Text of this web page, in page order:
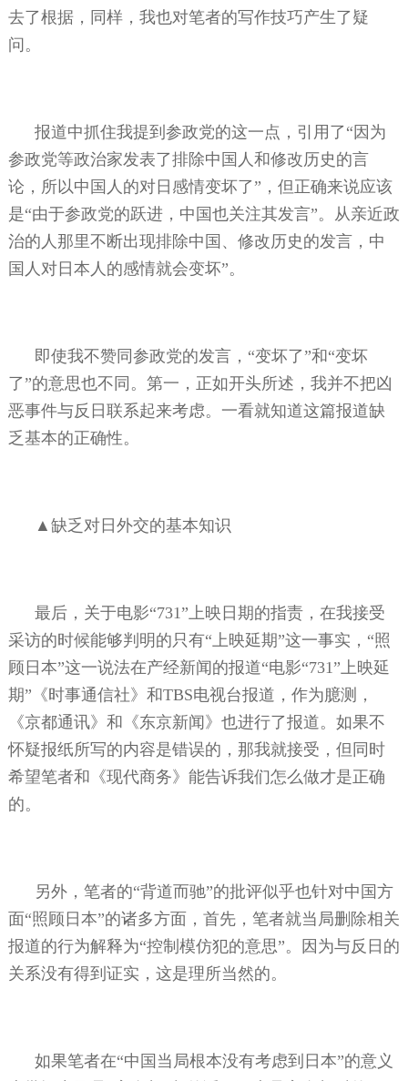
去了根据，同样，我也对笔者的写作技巧产生了疑
问。
报道中抓住我提到参政党的这一点，引用了“因为
参政党等政治家发表了排除中国人和修改历史的言
论，所以中国人的对日感情变坏了”，但正确来说应该
是“由于参政党的跃进，中国也关注其发言”。从亲近政
治的人那里不断出现排除中国、修改历史的发言，中
国人对日本人的感情就会变坏”。
即使我不赞同参政党的发言，“变坏了”和“变坏
了”的意思也不同。第一，正如开头所述，我并不把凶
恶事件与反日联系起来考虑。一看就知道这篇报道缺
乏基本的正确性。
▲缺乏对日外交的基本知识
最后，关于电影“731”上映日期的指责，在我接受
采访的时候能够判明的只有“上映延期”这一事实，“照
顾日本”这一说法在产经新闻的报道“电影“731”上映延
期”《时事通信社》和TBS电视台报道，作为臆测，
《京都通讯》和《东京新闻》也进行了报道。如果不
怀疑报纸所写的内容是错误的，那我就接受，但同时
希望笔者和《现代商务》能告诉我们怎么做才是正确
的。
另外，笔者的“背道而驰”的批评似乎也针对中国方
面“照顾日本”的诸多方面，首先，笔者就当局删除相关
报道的行为解释为“控制模仿犯的意思”。因为与反日的
关系没有得到证实，这是理所当然的。
如果笔者在“中国当局根本没有考虑到日本”的意义